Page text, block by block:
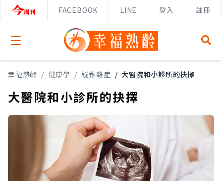
FACEBOOK LINE 登入 註冊
Open menu
幸福熟齡 / 健康學 / 疑難雜症 / 大醫院和小診所的抉擇
大醫院和小診所的抉擇